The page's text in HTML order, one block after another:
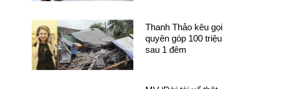
Thanh Thảo kêu gọi
quyên góp 100 triệu
sau 1 đêm